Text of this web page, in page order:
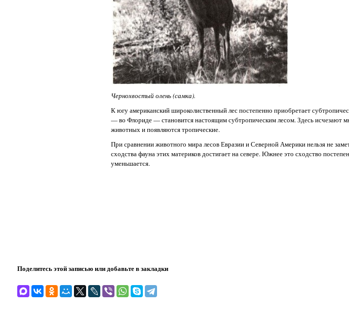
Чернохвостый олень(самка).
К югу американский широколиственный лес постепенно приобретает
— во Флориде — становится настоящим субтропическим лесом. Здесь исчезают
животных и появляются тропические.
При сравнении животного мира лесов Евразии и Северной Америки нельзя не
сходства фауна этих материков достигает на севере. Южнее это сходство
уменьшается.
Поделитесь этой записью или добавьте в закладки